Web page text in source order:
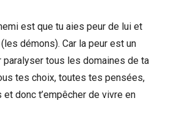
est que tu aies peur de lui et
démons). Car la peur est un
tous les domaines de ta
tes choix, toutes tes pensées,
donc t’empêcher de vivre en